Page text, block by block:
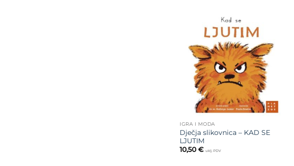
Dodajte
na listu
želja
IGRA I MODA
Dječja slikovnica – KAD SE
LJUTIM
10,50€ uklj. PDV